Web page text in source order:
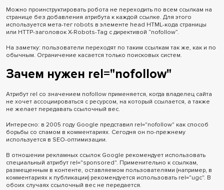
Можно проинструктировать робота не переходить по всем ссылкам на
странице без добавления атрибута к каждой ссылке. Для этого
используется мета-тег robots в элементе head HTML-кода страницы
или HTTP-заголовок X-Robots-Tag с директивой “nofollow”.
На заметку: пользователи переходят по таким ссылкам так же, как и по
обычным. Ограничение касается только поисковых систем.
Зачем нужен rel="nofollow"
Атрибут rel со значением nofollow применяется, когда владелец сайта
не хочет ассоциироваться с ресурсом, на который ссылается, а также
не желает передавать ссылочный вес.
Интересно: в 2005 году Google представил rel="nofollow" как способ
борьбы со спамом в комментариях. Сегодня он по-прежнему
используется в SEO-оптимизации.
В отношении рекламных ссылок Google рекомендует использовать
специальный атрибут rel="sponsored". Применительно к ссылкам,
размещенным в контенте, оставляемом пользователями (например, в
комментариях к публикации) рекомендуется использовать rel="ugc". В
обоих случаях ссылочный вес не передается.